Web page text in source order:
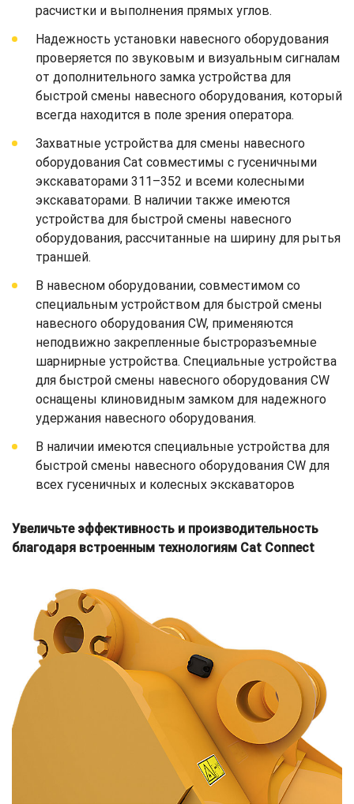
расчистки и выполнения прямых углов.
Надежность установки навесного оборудования
проверяется по звуковым и визуальным сигналам
от дополнительного замка устройства для
быстрой смены навесного оборудования, который
всегда находится в поле зрения оператора.
Захватные устройства для смены навесного
оборудования Cat совместимы с гусеничными
экскаваторами 311–352 и всеми колесными
экскаваторами. В наличии также имеются
устройства для быстрой смены навесного
оборудования, рассчитанные на ширину для рытья
траншей.
В навесном оборудовании, совместимом со
специальным устройством для быстрой смены
навесного оборудования CW, применяются
неподвижно закрепленные быстроразъемные
шарнирные устройства. Специальные устройства
для быстрой смены навесного оборудования CW
оснащены клиновидным замком для надежного
удержания навесного оборудования.
В наличии имеются специальные устройства для
быстрой смены навесного оборудования CW для
всех гусеничных и колесных экскаваторов
Увеличьте эффективность и производительность
благодаря встроенным технологиям Cat Connect